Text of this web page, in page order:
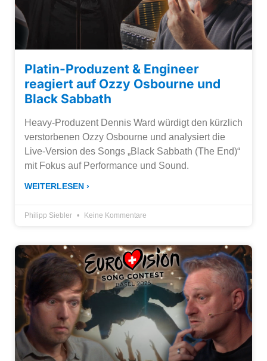
Platin-Produzent & Engineer
reagiert auf Ozzy Osbourne und
Black Sabbath
Heavy-Produzent Dennis Ward würdigt den kürzlich
verstorbenen Ozzy Osbourne und analysiert die
Live-Version des Songs „Black Sabbath (The End)“
mit Fokus auf Performance und Sound.
WEITERLESEN ›
Philipp Siebler Keine Kommentare